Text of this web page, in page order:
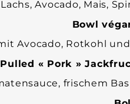
Bowl
Pulled « Pork »